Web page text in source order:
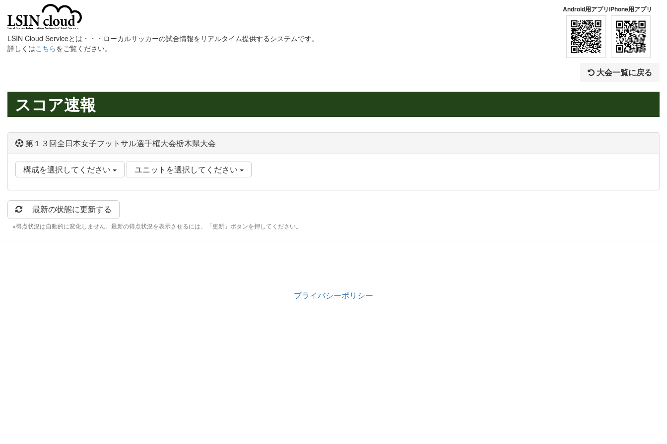
LSIN Cloud Serviceとは・・・ローカルサッカーの試合情報をリアルタイム提供するシステムです。
詳しくはこちらをご覧ください。
Android用アプリiPhone用アプリ
大会一覧に戻る
スコア速報
第１３回全日本女子フットサル選手権大会栃木県大会
構成を選択してください ユニットを選択してください
最新の状態に更新する
※得点状況は自動的に変化しません。最新の得点状況を表示させるには、「更新」ボタンを押してください。
プライバシーポリシー